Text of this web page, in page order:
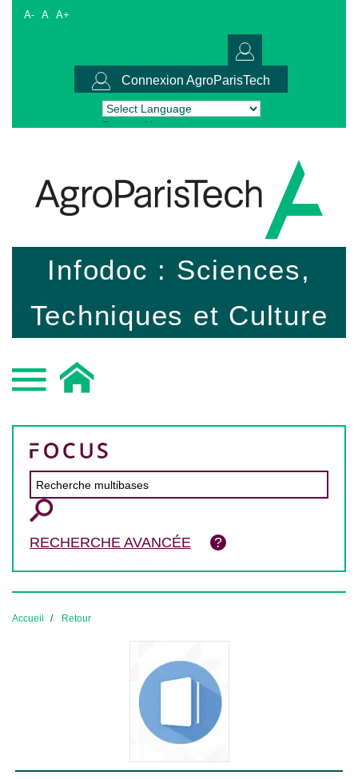
A- A A+
Connexion AgroParisTech
Powered by Translate
Infodoc : Sciences,
Techniques et Culture
RECHERCHE AVANCÉE
Accueil Retour